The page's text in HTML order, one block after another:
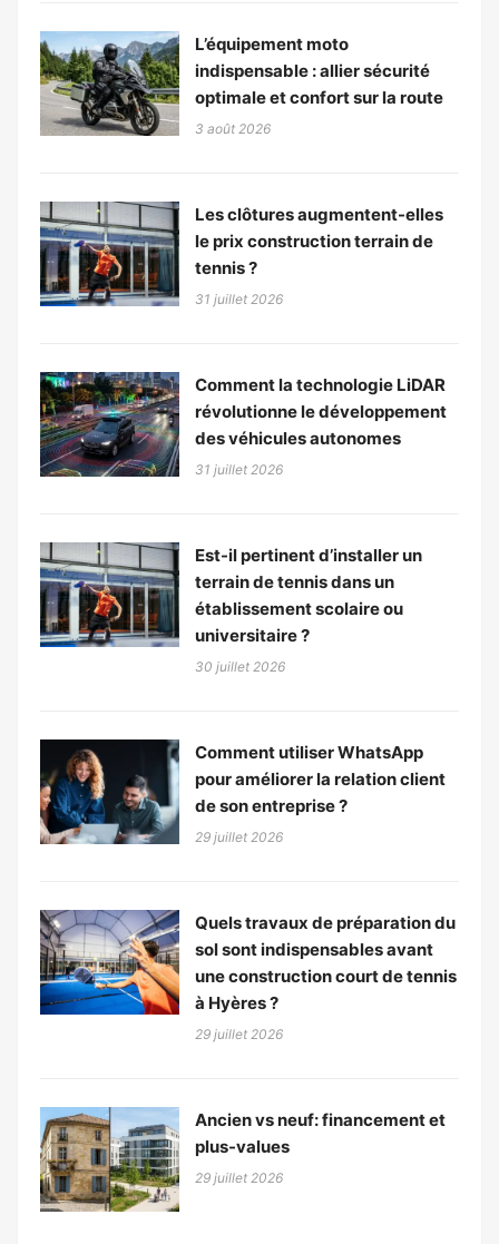
L’équipement moto
indispensable : allier sécurité
optimale et confort sur la route
3 août 2026
Les clôtures augmentent-elles
le prix construction terrain de
tennis ?
31 juillet 2026
Comment la technologie LiDAR
révolutionne le développement
des véhicules autonomes
31 juillet 2026
Est-il pertinent d’installer un
terrain de tennis dans un
établissement scolaire ou
universitaire ?
30 juillet 2026
Comment utiliser WhatsApp
pour améliorer la relation client
de son entreprise ?
29 juillet 2026
Quels travaux de préparation du
sol sont indispensables avant
une construction court de tennis
à Hyères ?
29 juillet 2026
Ancien vs neuf: financement et
plus-values
29 juillet 2026